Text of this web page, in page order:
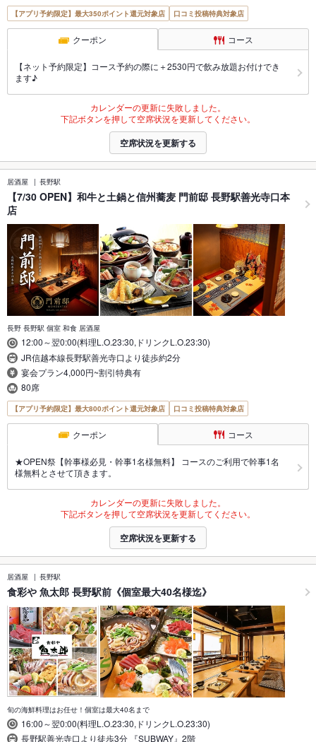
【アプリ予約限定】最大350ポイント還元対象店 口コミ投稿特典対象店
クーポン コース
【ネット予約限定】コース予約の際に＋2530円で飲み放題お付けでき
ます♪
カレンダーの更新に失敗しました。
下記ボタンを押して空席状況を更新してください。
空席状況を更新する
居酒屋 長野駅
【7/30 OPEN】和牛と土鍋と信州蕎麦 門前邸 長野駅善光寺口本
店
長野 長野駅 個室 和食 居酒屋
12:00～翌0:00(料理L.O.23:30,ドリンクL.O.23:30)
JR信越本線長野駅善光寺口より徒歩約2分
宴会プラン4,000円~割引特典有
80席
【アプリ予約限定】最大800ポイント還元対象店 口コミ投稿特典対象店
クーポン コース
★OPEN祭【幹事様必見・幹事1名様無料】 コースのご利用で幹事1名
様無料とさせて頂きます。
カレンダーの更新に失敗しました。
下記ボタンを押して空席状況を更新してください。
空席状況を更新する
居酒屋 長野駅
食彩や 魚太郎 長野駅前《個室最大40名様迄》
旬の海鮮料理はお任せ！個室は最大40名まで
16:00～翌0:00(料理L.O.23:30,ドリンクL.O.23:30)
長野駅善光寺口より徒歩3分 『SUBWAY』2階